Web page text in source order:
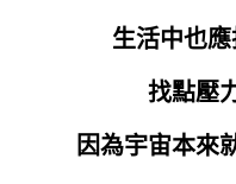
生活中也應
找點壓
因為宇宙本來